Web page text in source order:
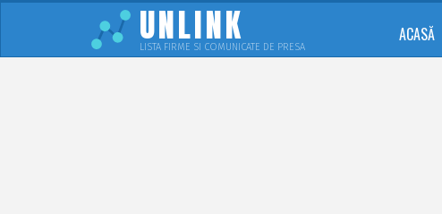
UNLINK
LISTA FIRME SI COMUNICATE DE PRESA
ACASĂ